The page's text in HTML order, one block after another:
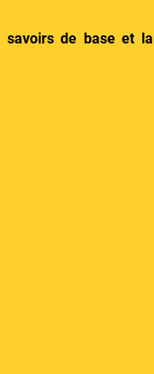
savoirs de base et la